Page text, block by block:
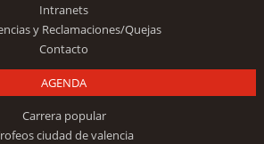
Intranets
y Reclamaciones/Quejas
Contacto
AGENDA
Carrera popular
ciudad de valencia